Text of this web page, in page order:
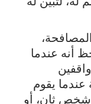
أنه عندما
يقوم
ثان، أو